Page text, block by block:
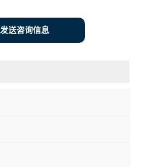
发送咨询信息